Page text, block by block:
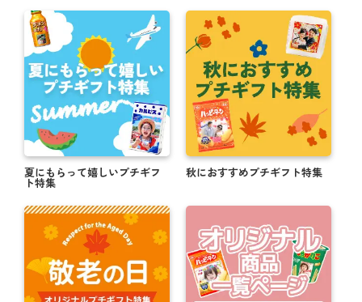
思い出をカタチに！卒業送別におすすめギフト
【注文期日間近】バレンタインまでに間に合う商
品！！
オリジナルギフトでバレンタインを楽しもう！
対象商品購入者全員 お年賀キャンペーン実施中！
＼ 新米でお届け！ ／ 米デコギフト ☆ミ
もうっ！
写真入り敬老の日ギフトで顔見せが叶う★☆
帰省の手土産はオリジナルのお菓子でサプライズ☆
夏にもらって嬉しいプチギフ
ト特集
秋におすすめプチギフト特集